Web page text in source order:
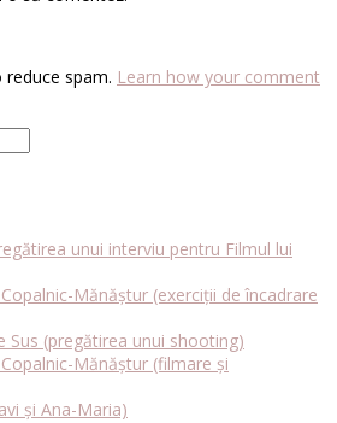
spam. Learn how your comment
unui interviu pentru Filmul lui
Mănăștur (exerciții de încadrare
Sus (pregătirea unui shooting)
Mănăștur (filmare și
și Ana-Maria)